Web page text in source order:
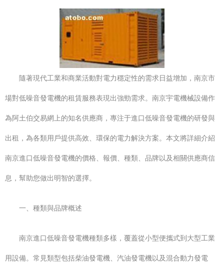
隨著現代工業和商業活動對電力穩定性的需求日益增加，南京市
場對低噪音發電機的租賃服務表現出強勁需求。南京宇電機械設備作
為阿土伯交易網上的知名供應商，專注于進口低噪音發電機的研發與
出租，為各類用戶提供高效、環保的電力解決方案。本文將詳細介紹
南京進口低噪音發電機的價格、報價、種類、品牌以及相關供應商信
息，幫助您做出明智的選擇。
一、種類與品牌概述
南京進口低噪音發電機種類多樣，覆蓋從小型便攜式到大型工業
用設備。常見類型包括柴油發電機、汽油發電機以及混合動力發電